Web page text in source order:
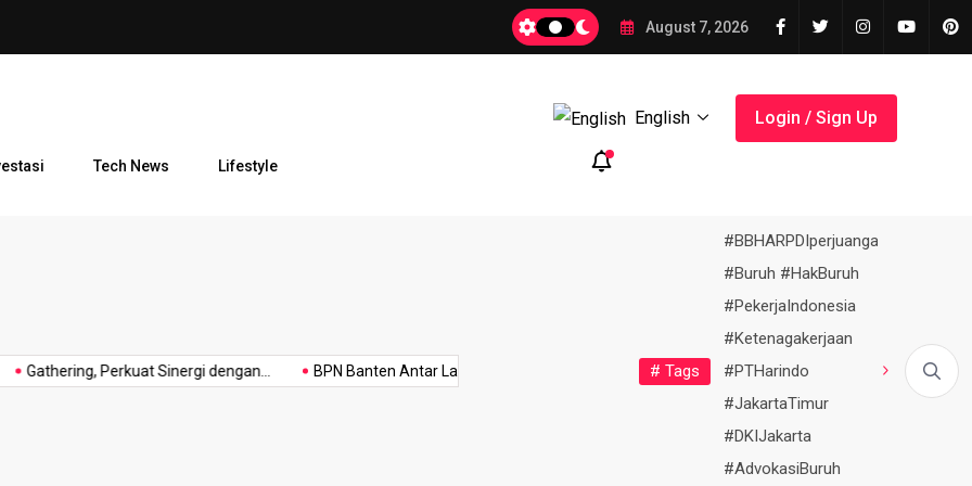
Menteri Nusron Apresiasi Peran Nazir, Sertipikasi Tanah Wakaf Naik 206
August 7, 2026
Tech News Lifestyle
English Login / Sign Up
Gathering, Perkuat Sinergi dengan... BPN Banten Antar Langsung... Menteri Nusron Apresiasi Peran... Kanwil BPN Banten
# Tags
Polri Ragam
Predikat
pimpin
Review
Produk
Industri
Tiktok Transformasi
#BBHARPDIperjuangan
#Buruh #HakBuruh
#PekerjaIndonesia
#Ketenagakerjaan
#PTHarindo
#JakartaTimur
#DKIJakarta
#AdvokasiBuruh
11
negara